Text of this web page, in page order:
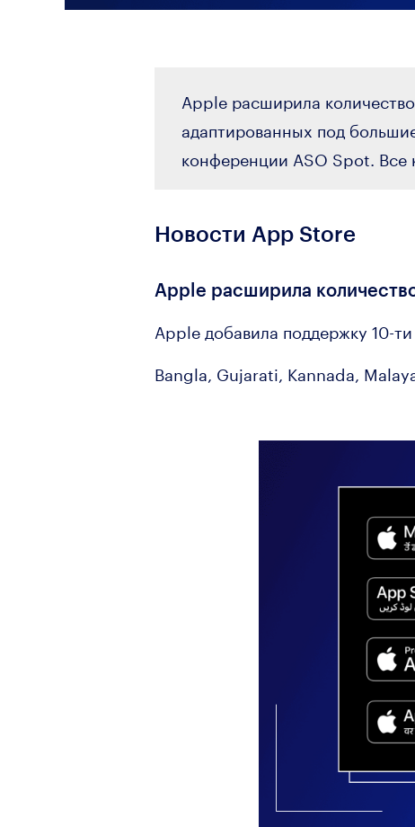
Apple расширила
адаптированных под
конференции ASO Spot. Все
Новости App Store
Apple расширила
Apple добавила поддержку 10-
Bangla, Gujarati, Kannada,